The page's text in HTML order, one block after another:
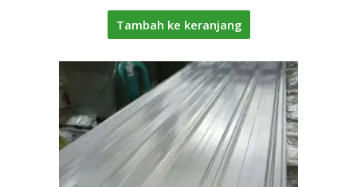
Tambah ke keranjang